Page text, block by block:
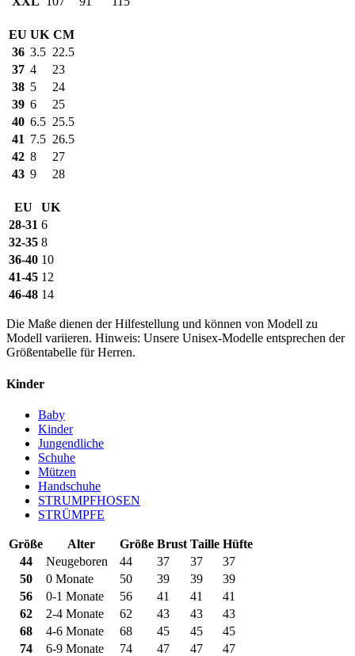
EU UK CM
36 3.5 22.5
37 4
23
38 5
24
39 6
25
40 6.5 25.5
41 7.5 26.5
42 8
27
43 9 28
EU
UK
28-31 6
32-35 8
36-40 10
41-45 12
46-48 14
Die Maße dienen der Hilfestellung und können von Modell zu
Modell variieren. Hinweis: Unsere Unisex-Modelle entsprechen der
Größentabelle für Herren.
Kinder
Baby
Kinder
Jungendliche
Schuhe
Mützen
Handschuhe
STRUMPFHOSEN
STRÜMPFE
Größe Alter Größe Brust Taille Hüfte
44
Neugeboren 44 37 37
37
50
0 Monate 50 39 39
39
56
0-1 Monate 56 41 41
41
62
2-4 Monate 62 43 43
43
68
4-6 Monate 68 45 45
45
74
6-9 Monate 74 47 47
47